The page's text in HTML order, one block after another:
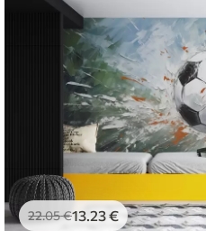
/m²
and Stick
49 .00€/m²
22.05€13 .23€